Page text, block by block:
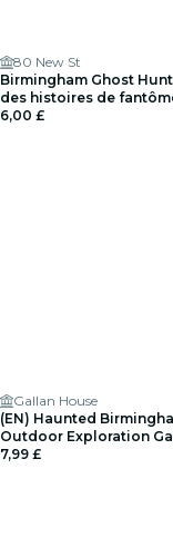
80 New St
Birmingham Ghost Hunt
des histoires de
travers la ville !
6,00 £
Gallan House
(EN) Haunted
Outdoor Exploration
7,99 £